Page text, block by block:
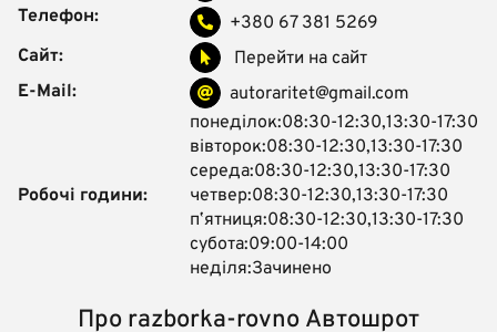
Телефон:
+380 67 381 5269
Сайт:
Перейти на сайт
E-Mail:
autoraritet@gmail.com
Робочі години:
понеділок:08:30-12:30,13:30-17:30
вівторок:08:30-12:30,13:30-17:30
середа:08:30-12:30,13:30-17:30
четвер:08:30-12:30,13:30-17:30
пʼятниця:08:30-12:30,13:30-17:30
субота:09:00-14:00
неділя:Зачинено
Про razborka-rovno Автошрот